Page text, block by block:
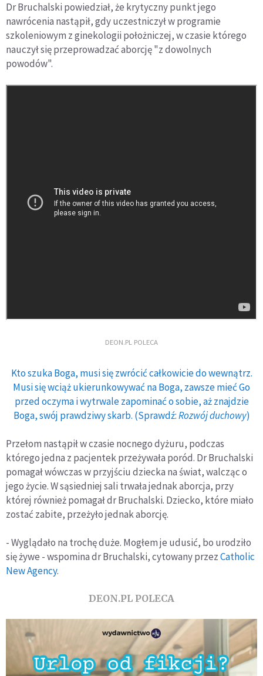
Dr Bruchalski powiedział, że krytyczny punkt jego
nawrócenia nastąpił, gdy uczestniczył w programie
szkoleniowym z ginekologii położniczej, w czasie którego
nauczył się przeprowadzać aborcję "z dowolnych
powodów".
DEON.PL POLECA
Kto szuka Boga, musi się zwrócić całkowicie do wewnątrz.
Musi się wciąż ukierunkowywać na Boga, zawsze mieć Go
przed oczyma i wytrwale zapominać o sobie, aż znajdzie
Boga, swój prawdziwy skarb. (Sprawdź:Rozwój duchowy)
Przełom nastąpił w czasie nocnego dyżuru, podczas
którego jedna z pacjentek przeżywała poród. Dr Bruchalski
pomagał wówczas w przyjściu dziecka na świat, walcząc o
jego życie. W sąsiedniej sali trwała jednak aborcja, przy
której również pomagał dr Bruchalski. Dziecko, które miało
zostać zabite, przeżyło jednak aborcję.
- Wyglądało na trochę duże. Mogłem je udusić, bo urodziło
się żywe - wspomina dr Bruchalski, cytowany przezCatholic
New Agency.
DEON.PL POLECA